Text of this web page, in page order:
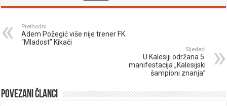
Prethodni
Adem Požegić više nije trener FK
“Mladost” Kikači
Sljedeći
U Kalesiji održana 5.
manifestacija „Kalesijski
šampioni znanja”
Povezani članci